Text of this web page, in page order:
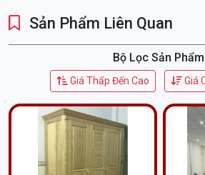
Sản Phẩm Liên Quan
Bộ Lọc Sản
Giá Thấp Đến Cao Giá